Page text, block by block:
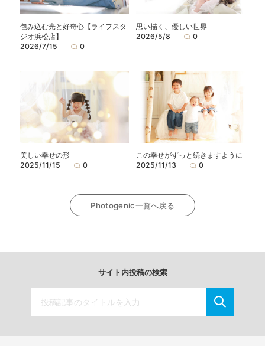
包み込む光と好奇心【ライフスタ
ジオ浜松店】
2026/7/15
0
思い描く、優しい世界
2026/5/8
0
美しい幸せの形
2025/11/15
0
この幸せがずっと続きますように
2025/11/13
0
Photogenic一覧へ戻る
サイト内投稿の検索